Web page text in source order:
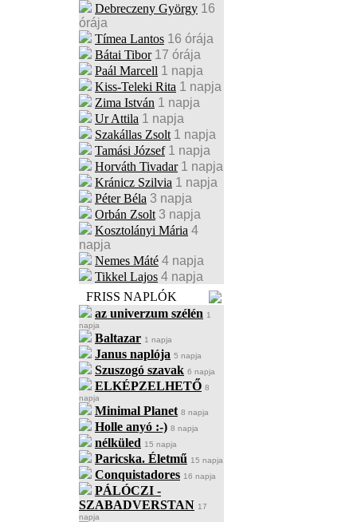
Debreczeny György 16
órája
Tímea Lantos 16 órája
Bátai Tibor 17 órája
Paál Marcell 1 napja
Kiss-Teleki Rita 1 napja
Zima István 1 napja
Ur Attila 1 napja
Szakállas Zsolt 1 napja
Tamási József 1 napja
Horváth Tivadar 1 napja
Kránicz Szilvia 1 napja
Péter Béla 3 napja
Orbán Zsolt 3 napja
Kosztolányi Mária 4
napja
Nemes Máté 4 napja
Tikkel Lajos 4 napja
FRISS NAPLÓK
az univerzum szélén 1
napja
Baltazar 1 napja
Janus naplója 5 napja
Szuszogó szavak 6 napja
ELKÉPZELHETŐ 8
napja
Minimal Planet 8 napja
Holle anyó :-) 8 napja
nélküled 15 napja
Paricska. Életmű 15 napja
Conquistadores 16 napja
PÁLÓCZI -
SZABADVERSTAN 17
napja